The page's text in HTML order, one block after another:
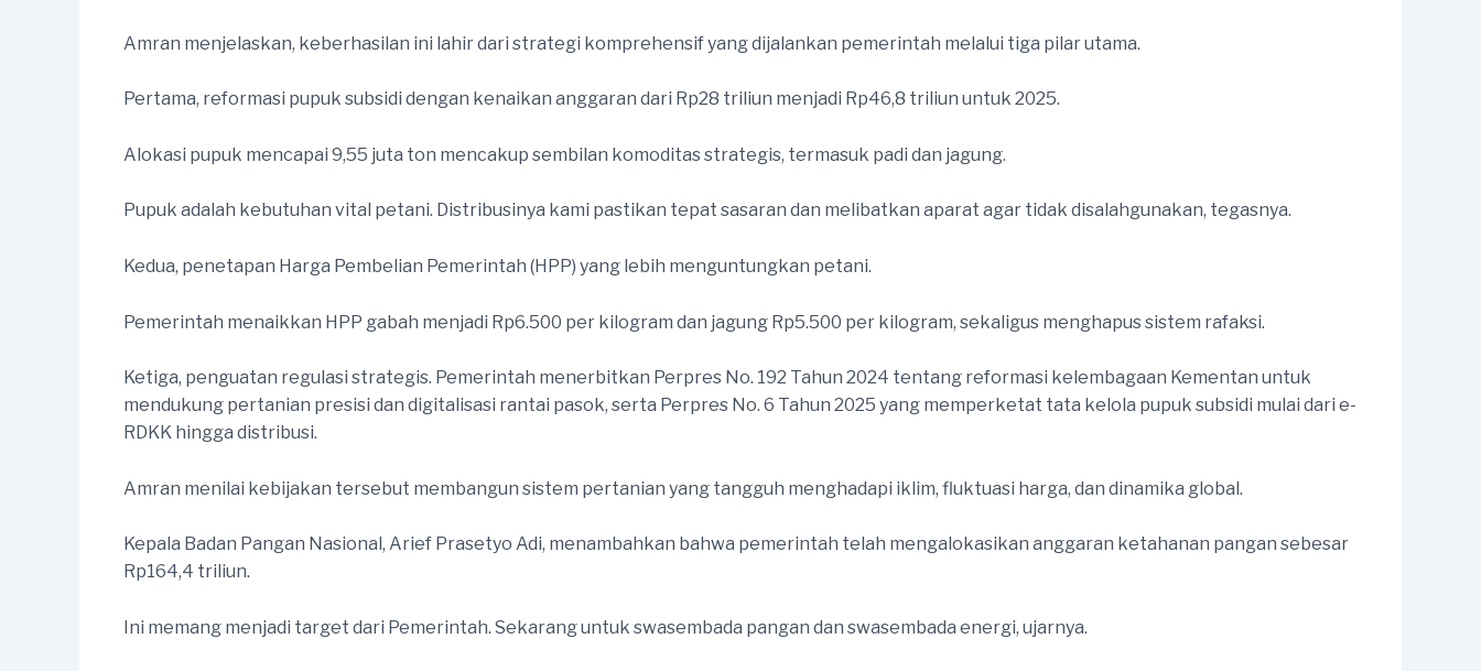
Amran menjelaskan, keberhasilan ini lahir dari strategi komprehensif yang dijalankan pemerintah melalui tiga pilar utama.
Pertama, reformasi pupuk subsidi dengan kenaikan anggaran dari Rp28 triliun menjadi Rp46,8 triliun untuk 2025.
Alokasi pupuk mencapai 9,55 juta ton mencakup sembilan komoditas strategis, termasuk padi dan jagung.
Pupuk adalah kebutuhan vital petani. Distribusinya kami pastikan tepat sasaran dan melibatkan aparat agar tidak disalahgunakan, tegasnya.
Kedua, penetapan Harga Pembelian Pemerintah (HPP) yang lebih menguntungkan petani.
Pemerintah menaikkan HPP gabah menjadi Rp6.500 per kilogram dan jagung Rp5.500 per kilogram, sekaligus menghapus sistem rafaksi.
Ketiga, penguatan regulasi strategis. Pemerintah menerbitkan Perpres No. 192 Tahun 2024 tentang reformasi kelembagaan Kementan untuk
mendukung pertanian presisi dan digitalisasi rantai pasok, serta Perpres No. 6 Tahun 2025 yang memperketat tata kelola pupuk subsidi mulai dari e-
RDKK hingga distribusi.
Amran menilai kebijakan tersebut membangun sistem pertanian yang tangguh menghadapi iklim, fluktuasi harga, dan dinamika global.
Kepala Badan Pangan Nasional, Arief Prasetyo Adi, menambahkan bahwa pemerintah telah mengalokasikan anggaran ketahanan pangan sebesar
Rp164,4 triliun.
Ini memang menjadi target dari Pemerintah. Sekarang untuk swasembada pangan dan swasembada energi, ujarnya.